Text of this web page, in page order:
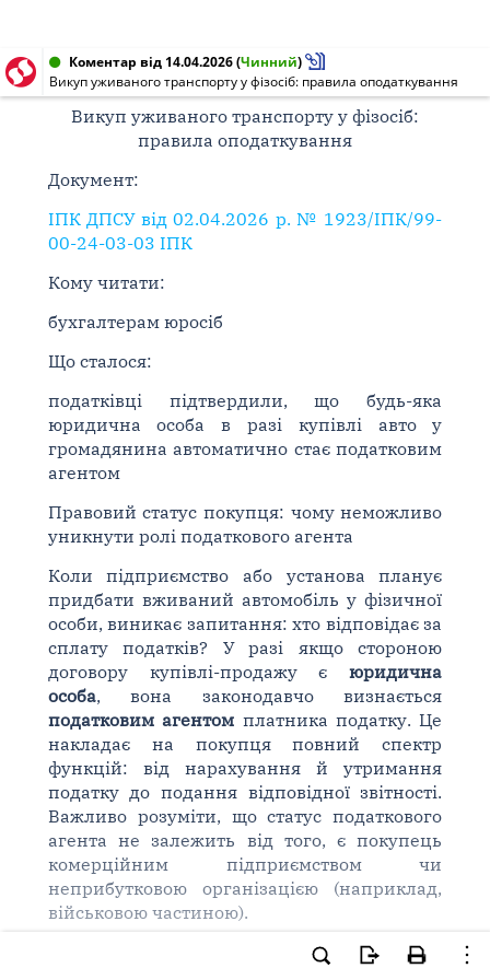
Коментар від 14.04.2026(Чинний)
Викуп уживаного транспорту у фізосіб: правила оподаткування
Викуп уживаного транспорту у фізосіб:
правила оподаткування
Документ:
ІПК ДПСУ від 02.04.2026 р. № 1923/ІПК/99-
00-24-03-03 ІПК
Кому читати:
бухгалтерам юросіб
Що сталося:
податківці підтвердили, що будь-яка
юридична особа в разі купівлі авто у
громадянина автоматично стає податковим
агентом
Правовий статус покупця: чому неможливо
уникнути ролі податкового агента
Коли підприємство або установа планує
придбати вживаний автомобіль у фізичної
особи, виникає запитання: хто відповідає за
сплату податків? У разі якщо стороною
договору купівлі-продажу єюридична
особа, вона законодавчо визнається
податковим агентом платника податку. Це
накладає на покупця повний спектр
функцій: від нарахування й утримання
податку до подання відповідної звітності.
Важливо розуміти, що статус податкового
агента не залежить від того, є покупець
комерційним підприємством чи
неприбутковою організацією (наприклад,
військовою частиною).
Прогресивна шкала оподаткування: скільки